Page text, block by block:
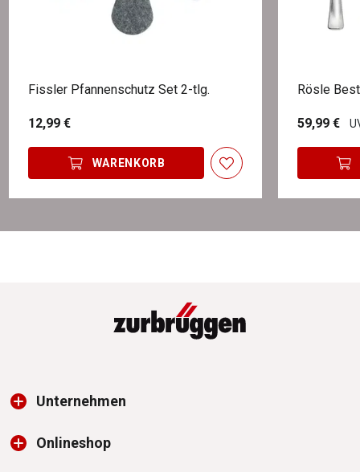
Fissler Pfannenschutz Set 2-tlg.
12,99 €
WARENKORB
Rösle
59,99 €
Unternehmen
Onlineshop